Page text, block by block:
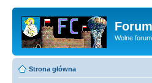
Wolne
Strona główna